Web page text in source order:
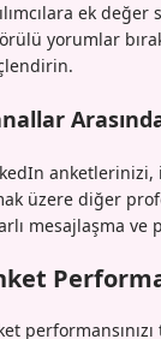
ek
yorumlar
üzere diğer
mesajlaşma ve